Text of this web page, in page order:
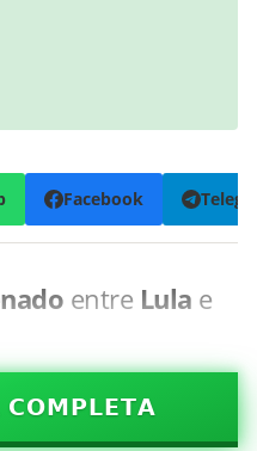
Facebook
entre Lula e
𝗖𝗢𝗠𝗣𝗟𝗘𝗧𝗔